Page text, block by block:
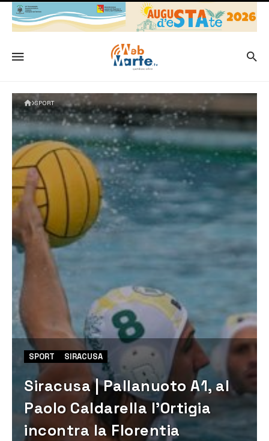
SPORT
SPORT SIRACUSA
Siracusa | Pallanuoto A1, al
Paolo Caldarella l’Ortigia
incontra la Florentia